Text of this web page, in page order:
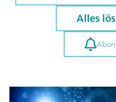
Alles